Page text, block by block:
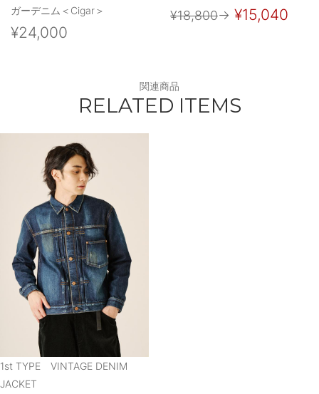
ガーデニム＜Cigar＞
¥24,000
¥18,800→ ¥15,040
関連商品
RELATED ITEMS
1st TYPE VINTAGE DENIM
JACKET